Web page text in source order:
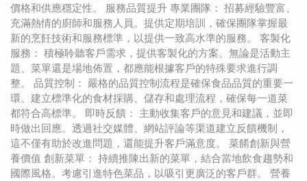
價格和供應穩定性。 服務品質提升 專業團隊： 招募經驗豐富、
充滿熱情的廚師和服務人員。提供定期培訓，確保團隊掌握最
新的烹飪技術和服務標準，以提供一致高水準的服務。 客製化
服務： 積極聆聽客戶需求，提供客製化的方案。無論是活動主
題、菜單還是場地佈置，都應能根據客戶的特殊要求進行調
整。 品質控制： 嚴格的品質控制流程是確保食品品質的重要一
環。建立標準化的食材採購、儲存和處理流程，確保每一道菜
都符合高標準。 即時反饋： 主動收集客戶的意見和建議，並即
時做出回應。透過社交媒體、網站評論等渠道建立反饋機制，
這不僅有助於改進問題，還能提升客戶滿意度。 菜餚創新與營
養價值 創新菜單： 持續推陳出新的菜單，結合當地飲食趨勢和
國際風格。考慮引進特色菜品，以吸引更廣泛的客戶群。 營養